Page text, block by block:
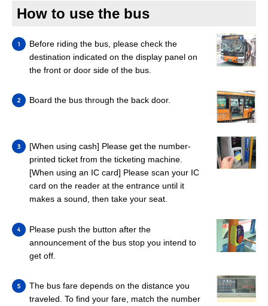
How to use the bus
Before riding the bus, please check the
destination indicated on the display panel on
the front or door side of the bus.
Board the bus through the back door.
[When using cash] Please get the number-
printed ticket from the ticketing machine.
[When using an IC card] Please scan your IC
card on the reader at the entrance until it
makes a sound, then take your seat.
Please push the button after the
announcement of the bus stop you intend to
get off.
The bus fare depends on the distance you
traveled. To find your fare, match the number